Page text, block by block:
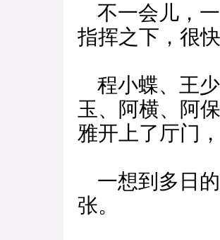
不一会儿，
指挥之下，很
程小蝶、王
玉、阿横、阿
雅开上了厅门
一想到多日
张。